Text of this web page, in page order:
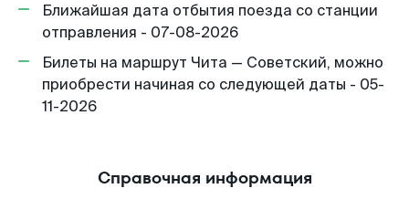
Ближайшая дата отбытия поезда со станции
отправления - 07-08-2026
Билеты на маршрут Чита — Советский, можно
приобрести начиная со следующей даты - 05-
11-2026
Справочная информация